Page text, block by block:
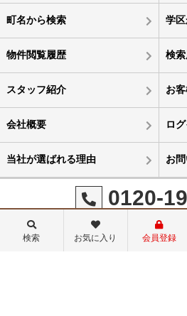
町名から検索 学
物件閲覧履歴 検
スタッフ紹介 お
会社概要 ロ
当社が選ばれる理由 お
0120-
営業時間：10：00
定休日：毎週火曜日 第
検索 お気に入り 会員登録